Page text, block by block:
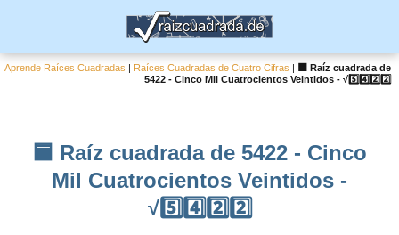
Aprende Raíces Cuadradas | Raíces Cuadradas de Cuatro Cifras |
🟦 Raíz cuadrada de
5422 - Cinco Mil Cuatrocientos Veintidos - √5️⃣4️⃣2️⃣2️⃣
🟦 Raíz cuadrada de 5422 - Cinco
Mil Cuatrocientos Veintidos -
√5️⃣4️⃣2️⃣2️⃣